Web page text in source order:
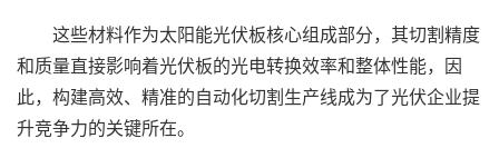
这些材料作为太阳能光伏板核心组成部分，其切割精度
和质量直接影响着光伏板的光电转换效率和整体性能，因
此，构建高效、精准的自动化切割生产线成为了光伏企业提
升竞争力的关键所在。